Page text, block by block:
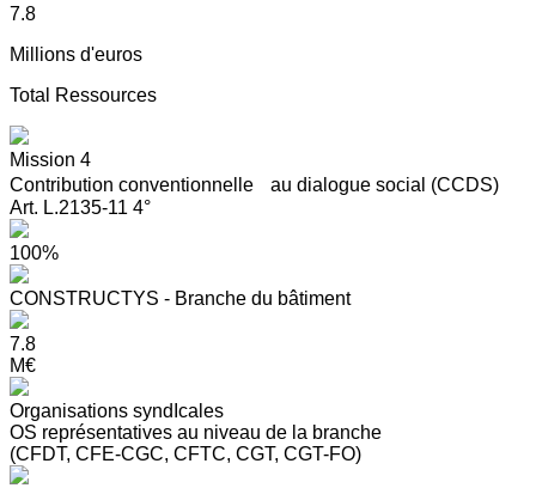
7.8
Millions d'euros
Total Ressources
Mission 4
Contribution conventionnelle au dialogue social (CCDS)
Art. L.2135-11 4°
100%
CONSTRUCTYS - Branche du bâtiment
7.8
M€
Organisations syndIcales
OS représentatives au niveau de la branche
(CFDT, CFE-CGC, CFTC, CGT, CGT-FO)